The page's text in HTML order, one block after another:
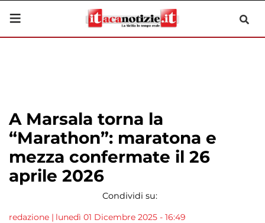
A Marsala torna la
“Marathon”: maratona e
mezza confermate il 26
aprile 2026
Condividi su:
redazione | lunedì 01 Dicembre 2025 - 16:49